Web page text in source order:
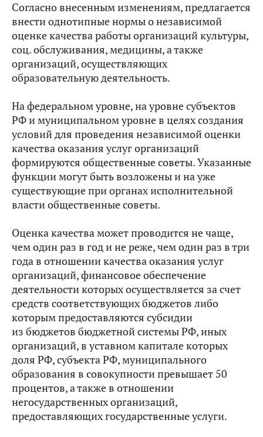
Согласно внесенным изменениям, предлагается
внести однотипные нормы о независимой
оценке качества работы организаций культуры,
соц. обслуживания, медицины, а также
организаций, осуществляющих
образовательную деятельность.
На федеральном уровне, на уровне субъектов
РФ и муниципальном уровне в целях создания
условий для проведения независимой оценки
качества оказания услуг организаций
формируются общественные советы. Указанные
функции могут быть возложены и на уже
существующие при органах исполнительной
власти общественные советы.
Оценка качества может проводится не чаще,
чем один раз в год и не реже,чем один раз в три
года в отношении качества оказания услуг
организаций, финансовое обеспечение
деятельности которых осуществляется за счет
средств соответствующих бюджетов либо
которым предоставляются субсидии
из бюджетов бюджетной системы РФ, иных
организаций, в уставном капитале которых
доля РФ, субъекта РФ, муниципального
образования в совокупности превышает 50
процентов, а также в отношении
негосударственных организаций,
предоставляющих государственные услуги.